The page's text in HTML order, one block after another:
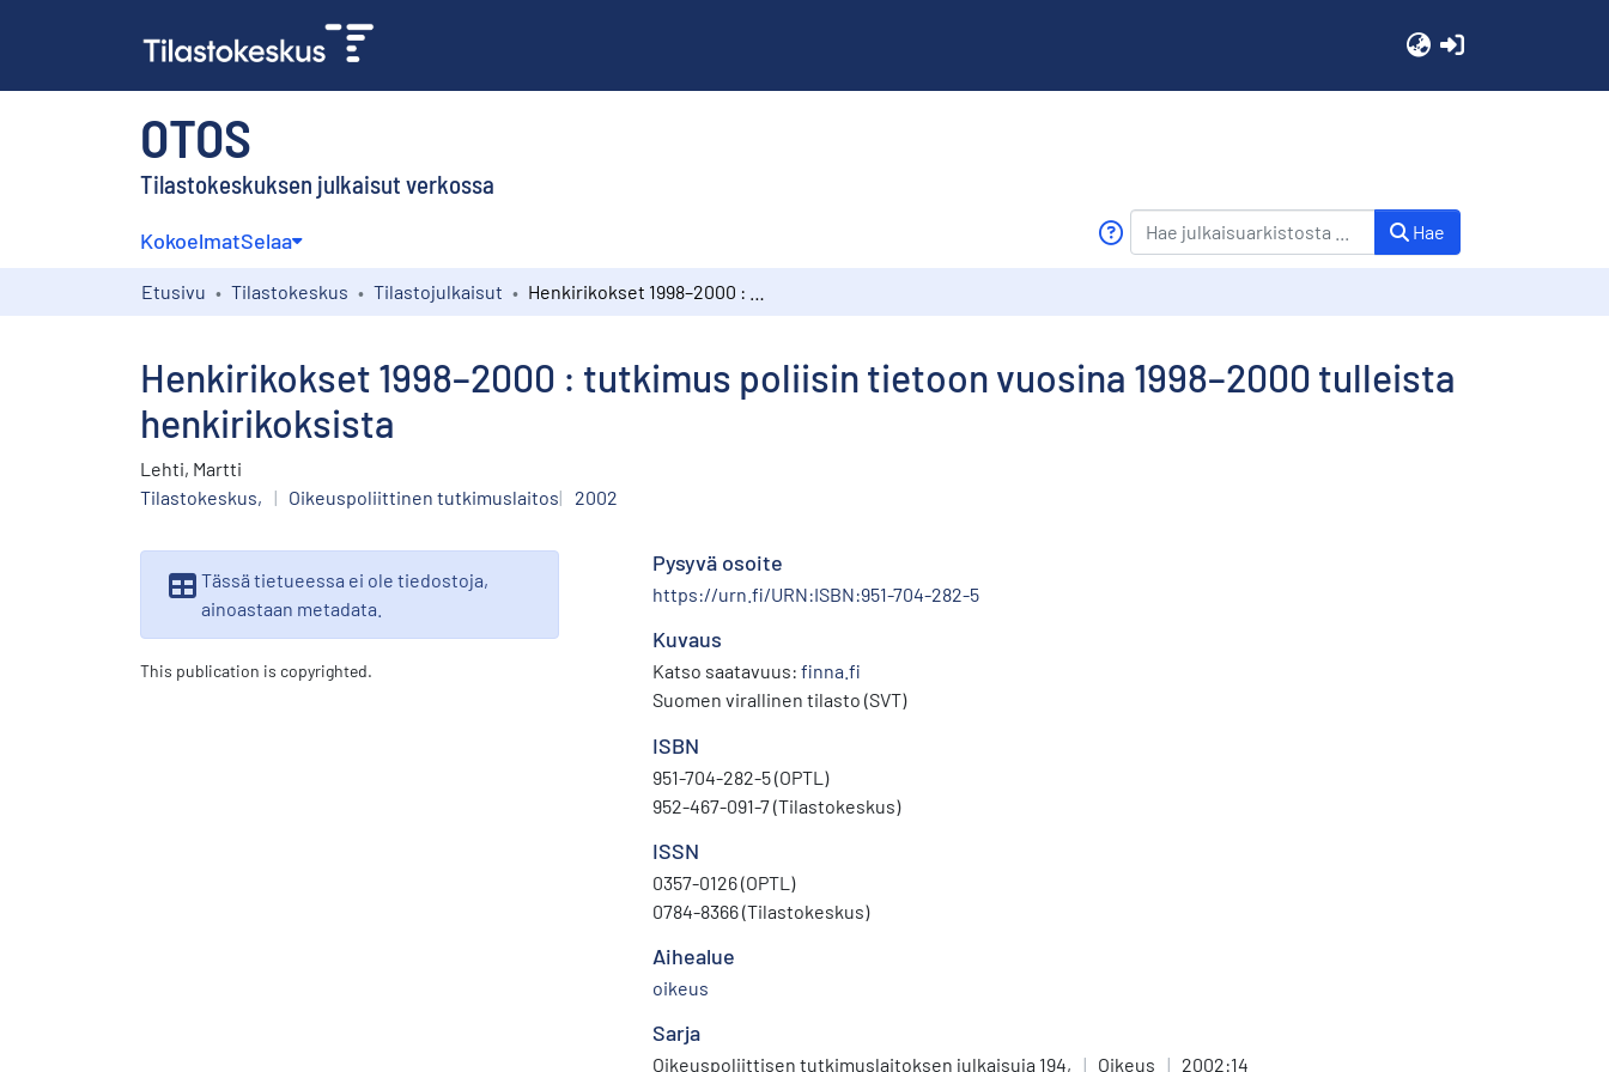
OTOS
Tilastokeskuksen julkaisut verkossa
KokoelmatSelaa Hae
Etusivu Tilastokeskus Tilastojulkaisut
Henkirikokset 1998–2000 : tutkimus poliisin tietoon vuosina 1998–2000 tulleista
henkirikoksista
Lehti, Martti
Tilastokeskus,
| Oikeuspoliittinen tutkimuslaitos 2002
Tässä tietueessa ei ole tiedostoja,
ainoastaan metadata.
This publication is copyrighted.
Pysyvä osoite
https://urn.fi/URN:ISBN:951-704-282-5
Kuvaus
Katso saatavuus: finna.fi
Suomen virallinen tilasto (SVT)
ISBN
951-704-282-5 (OPTL)
952-467-091-7 (Tilastokeskus)
ISSN
0357-0126 (OPTL)
0784-8366 (Tilastokeskus)
Aihealue
oikeus
Sarja
Oikeuspoliittisen tutkimuslaitoksen julkaisuja 194, | Oikeus | 2002:14